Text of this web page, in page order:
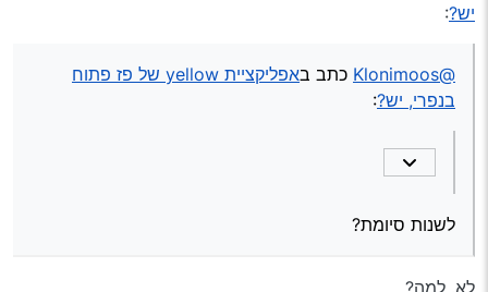
יש?:
@Klonimoos כתב ב
אפליקציית yellow של פז פתוח
בנפרי, יש?:
לשנות סיומת?